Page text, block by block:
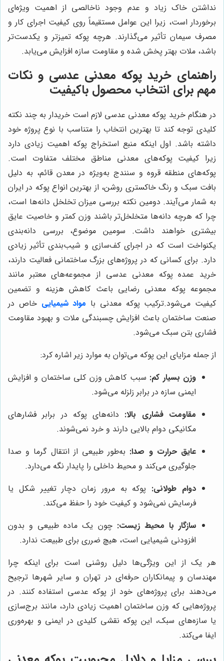
نداشتن خاک زیاد و عدم وجود ناخالصی از اهمیت ویژه‌ای
برخوردار است، زیرا این عوامل مستقیماً روی کیفیت اجرای کار و
مصرف سیمان تأثیر می‌گذارند. هرچه پوکه تمیزتر و یکدست‌تر
باشد، ملات بهتر پخش شده و مقاومت سازه افزایش می‌یابد.
راهنمای خرید پوکه معدنی عدسی و نکات
مهم برای انتخاب محصول باکیفیت
در هنگام خرید پوکه معدنی عدسی لازم است خریدار به چند نکته
کلیدی توجه کند تا بهترین انتخاب را متناسب با نوع پروژه خود
داشته باشد. اول اینکه منبع استخراج پوکه اهمیت زیادی دارد
زیرا کیفیت پوکه‌های معدنی مناطق مختلف متفاوت است.
پوکه‌های منطقه قروه و سنندج به‌ویژه در معدن قائم، به دلیل
بافت سبک و رنگ خاکستری روشن، از بهترین انواع پوکه در ایران
به شمار می‌آیند. دومین نکته بررسی میزان تخلخل دانه‌ها است،
چرا که هرچه دانه‌ها متخلخل‌تر باشند وزن کمتر و خاصیت عایق
بیشتری خواهند داشت. سومین موضوع، بررسی دانه‌بندی
یکنواخت است که در اجرای کف‌سازی و شیب‌بندی تأثیر زیادی
دارد. برای کسانی که در پروژه‌های بزرگ ساختمانی فعالیت دارند،
خرید عمده پوکه معدنی عدسی از مجموعه‌های معتبر مانند
مجموعه پوکه معدنی رضایی باعث کاهش هزینه و تضمین
کیفیت می‌شود.ترکیب پوکه معدنی با مواد شیمیایی خاص در
صنعت ساختمان باعث افزایش چسبندگی ملات و بهبود مقاومت
فشاری بتن سبک می‌شود.
از جمله مزایای این پوکه می‌توان به موارد زیر اشاره کرد:
وزن بسیار کم: سبب کاهش وزن کلی ساختمان و افزایش
ایمنی سازه در برابر زلزله می‌شود.
مقاومت فشاری بالا: دانه‌های پوکه در برابر فشارهای
مکانیکی دوام بالایی دارند و خرد نمی‌شوند.
عایق حرارت و صدا: به‌طور طبیعی از انتقال گرما و صدا
جلوگیری می‌کند و محیط داخلی را پایدار نگه می‌دارد.
دوام طولانی: پوکه به مرور زمان دچار تغییر شکل یا
فرسایش نمی‌شود و کیفیت خود را حفظ می‌کند.
سازگار با محیط زیست: چون یک ماده طبیعی و بدون
افزودنی شیمیایی است، هیچ ضرری برای طبیعت ندارد.
هر یک از این ویژگی‌ها دلیل روشنی است برای اینکه چرا
مهندسان و پیمانکاران حرفه‌ای در تهران و سایر شهرها ترجیح
می‌دهند برای پروژه‌های خود از پوکه عدسی استفاده کنند. در
پروژه‌هایی که وزن ساختمان اهمیت زیادی دارد، مانند برج‌سازی
یا سازه‌های سبک، این پوکه نقشی کلیدی در ایمنی و بهره‌وری
ایفا می‌کند.